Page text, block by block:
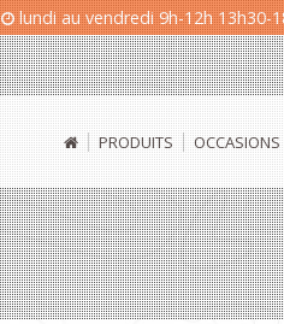
lundi au vendredi 9h-12h
PRODUITS OCCASIONS